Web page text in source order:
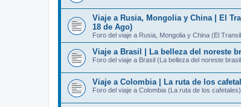
Viaje a Rusia, Mongolia y China | El
18 de Ago)
Foro del viaje a Rusia, Mongolia y China (El
Viaje a Brasil | La belleza del noreste
Foro del viaje a Brasil (La belleza del noreste
Viaje a Colombia | La ruta de los
Foro del viaje a Colombia (La ruta de los